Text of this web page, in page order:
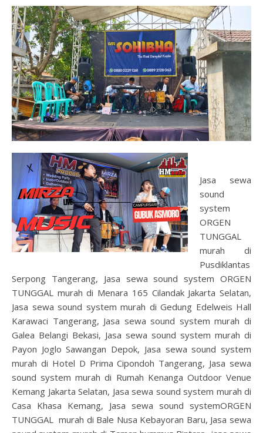
Jasa sewa
sound
system
ORGEN
TUNGGAL
murah di
Pusdiklantas
Serpong Tangerang, Jasa sewa sound system ORGEN
TUNGGAL murah di Menara 165 Cilandak Jakarta Selatan,
Jasa sewa sound system murah di Gedung Edelweis Hall
Karawaci Tangerang, Jasa sewa sound system murah di
Galea Belangi Bekasi, Jasa sewa sound system murah di
Payon Joglo Sawangan Depok, Jasa sewa sound system
murah di Hotel D Prima Cipondoh Tangerang, Jasa sewa
sound system murah di Rumah Kenanga Outdoor Venue
Kemang Jakarta Selatan, Jasa sewa sound system murah di
Casa Khasa Kemang, Jasa sewa sound systemORGEN
TUNGGAL murah di Bale Nusa Kebayoran Baru, Jasa sewa